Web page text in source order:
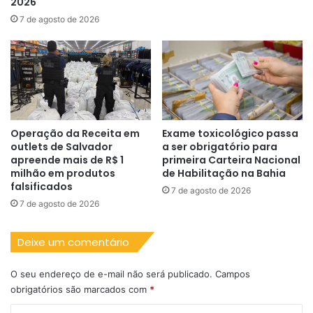
7 de agosto de 2026
Operação da Receita em
outlets de Salvador
apreende mais de R$ 1
milhão em produtos
falsificados
7 de agosto de 2026
Exame toxicológico passa
a ser obrigatório para
primeira Carteira Nacional
de Habilitação na Bahia
7 de agosto de 2026
Deixe um comentário
O seu endereço de e-mail não será publicado. Campos
obrigatórios são marcados com *